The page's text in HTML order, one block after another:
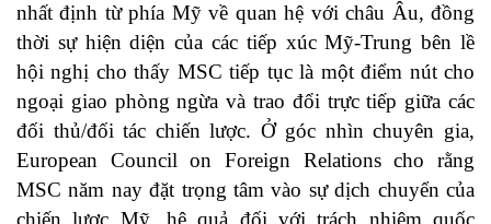
nhất định từ phía Mỹ về quan hệ với châu Âu, đồng
thời sự hiện diện của các tiếp xúc Mỹ-Trung bên lề
hội nghị cho thấy MSC tiếp tục là một điểm nút cho
ngoại giao phòng ngừa và trao đổi trực tiếp giữa các
đối thủ/đối tác chiến lược. Ở góc nhìn chuyên gia,
European Council on Foreign Relations cho rằng
MSC năm nay đặt trọng tâm vào sự dịch chuyển của